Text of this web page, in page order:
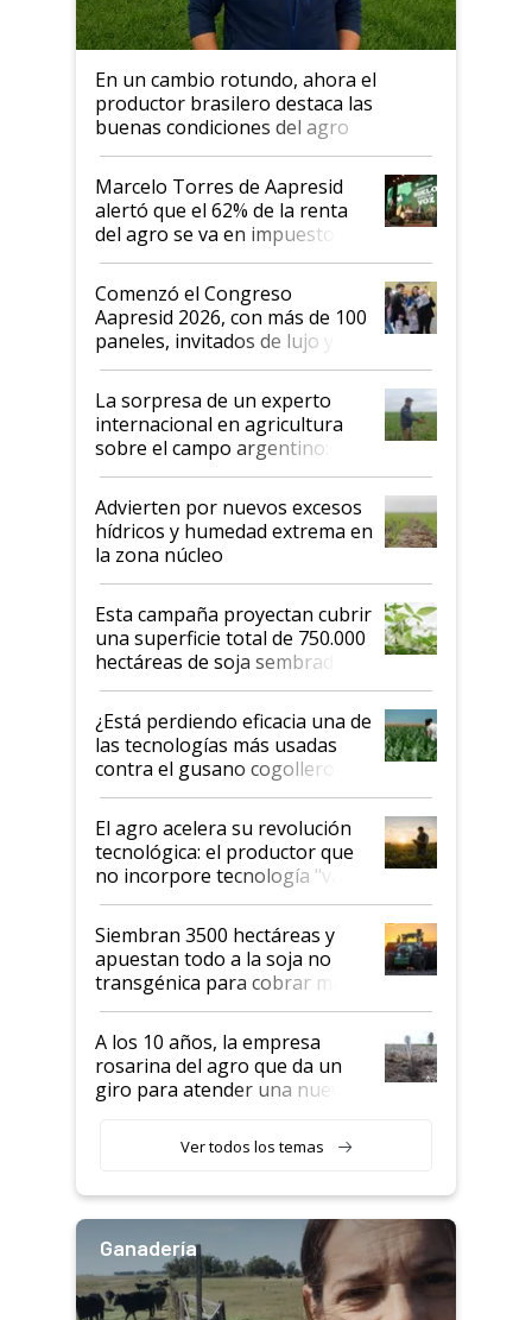
En un cambio rotundo, ahora el
productor brasilero destaca las
buenas condiciones del agro
argentino para invertir: "Los veo
más motivados"
Marcelo Torres de Aapresid
alertó que el 62% de la renta
del agro se va en impuestos:
"No es bueno que en
Argentina se sigan discutiendo
las mismas cosas de hace 50
años"
Comenzó el Congreso
Aapresid 2026, con más de 100
paneles, invitados de lujo y
todas las tendencias
La sorpresa de un experto
internacional en agricultura
sobre el campo argentino:
"Estoy muy impresionado"
Advierten por nuevos excesos
hídricos y humedad extrema en
la zona núcleo
Esta campaña proyectan cubrir
una superficie total de 750.000
hectáreas de soja sembradas
con una nueva generación de
variedades que marcan un
salto tecnológico en genética y
rendimiento
¿Está perdiendo eficacia una de
las tecnologías más usadas
contra el gusano cogollero? El
desafío de una tecnología clave
El agro acelera su revolución
tecnológica: el productor que
no incorpore tecnología "va a
perder el tren"
Siembran 3500 hectáreas y
apuestan todo a la soja no
transgénica para cobrar más
por tonelada: compraron un
semillero
A los 10 años, la empresa
rosarina del agro que da un
giro para atender una nueva
Ver todos los temas
Ganadería